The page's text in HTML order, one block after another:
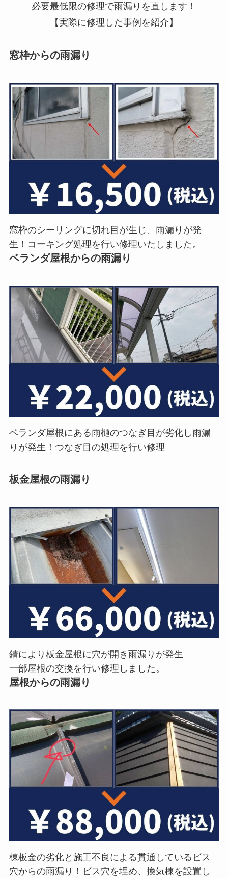
必要最低限の修理で雨漏りを直します！
【実際に修理した事例を紹介】
窓枠からの雨漏り
窓枠のシーリングに切れ目が生じ、雨漏りが発
生！コーキング処理を行い修理いたしました。
ベランダ屋根からの雨漏り
ベランダ屋根にある雨樋のつなぎ目が劣化し雨漏
りが発生！つなぎ目の処理を行い修理
板金屋根の雨漏り
錆により板金屋根に穴が開き雨漏りが発生
一部屋根の交換を行い修理しました。
屋根からの雨漏り
棟板金の劣化と施工不良による貫通しているビス
穴からの雨漏り！ビス穴を埋め、換気棟を設置し